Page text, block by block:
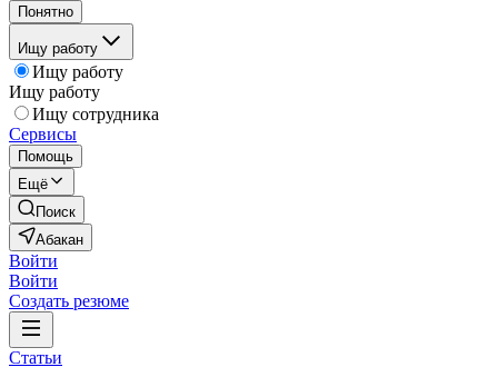
Понятно
Ищу работу
Ищу работу
Ищу работу
Ищу сотрудника
Сервисы
Помощь
Ещё
Поиск
Абакан
Войти
Войти
Создать резюме
Статьи